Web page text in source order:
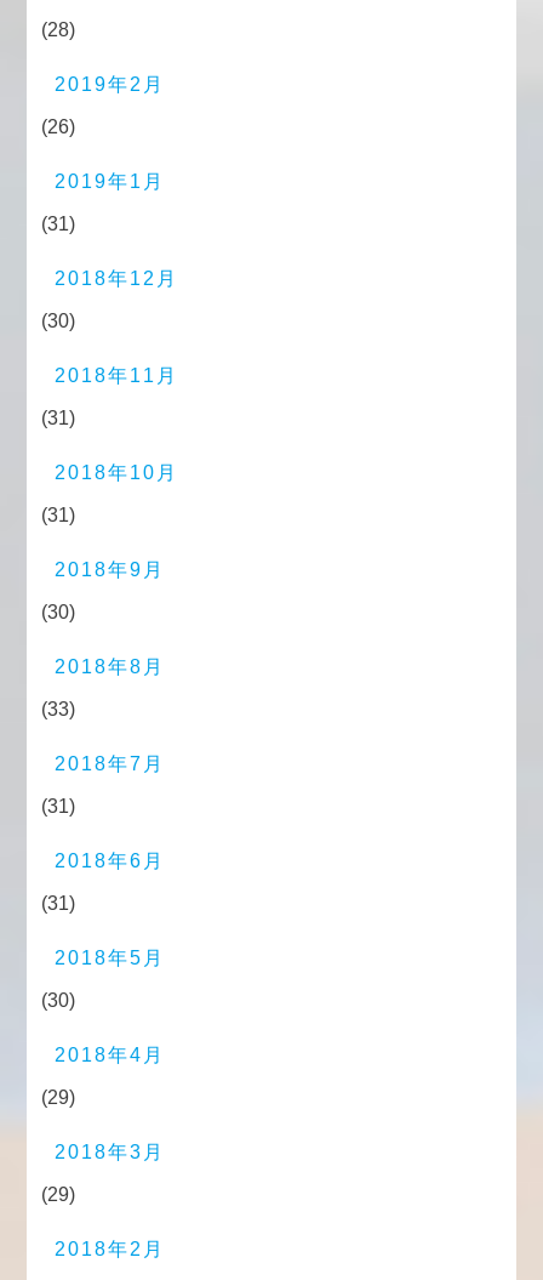
(28)
2019年2月
(26)
2019年1月
(31)
2018年12月
(30)
2018年11月
(31)
2018年10月
(31)
2018年9月
(30)
2018年8月
(33)
2018年7月
(31)
2018年6月
(31)
2018年5月
(30)
2018年4月
(29)
2018年3月
(29)
2018年2月